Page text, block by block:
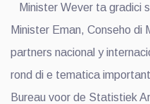
Minister Wever ta gradici
Minister Eman, Conseho di
partners nacional y
rond di e tematica
Bureau voor de Statistiek